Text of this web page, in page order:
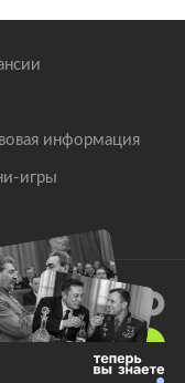
информация
игры